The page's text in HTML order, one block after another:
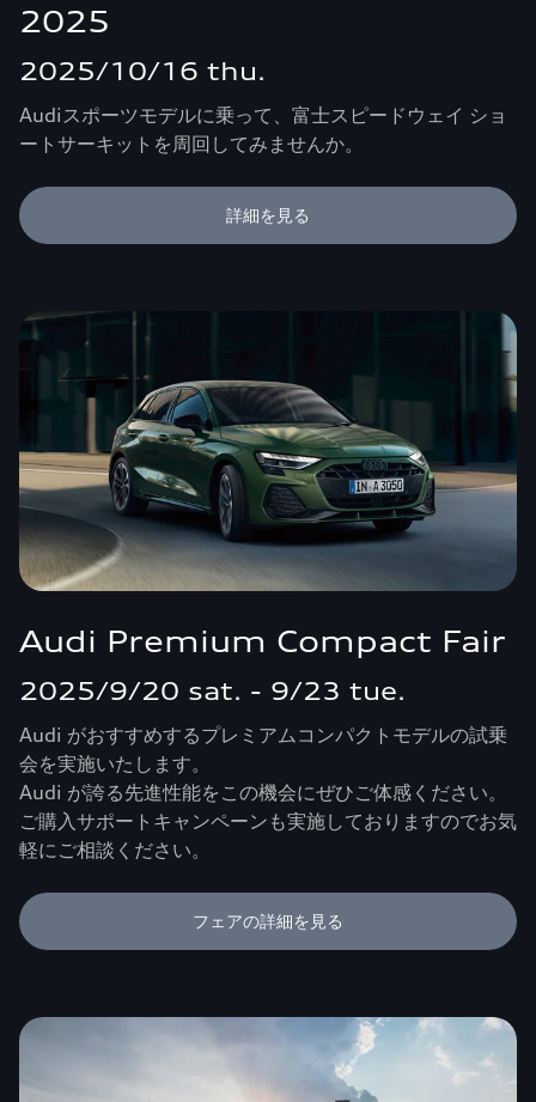
2025
2025/10/16 thu.
Audiスポーツモデルに乗って、富士スピードウェイ ショ
ートサーキットを周回してみませんか。
詳細を見る
Audi Premium Compact Fair
2025/9/20 sat. - 9/23 tue.
Audi がおすすめするプレミアムコンパクトモデルの試乗
会を実施いたします。
Audi が誇る先進性能をこの機会にぜひご体感ください。
ご購入サポートキャンペーンも実施しておりますのでお気
軽にご相談ください。
フェアの詳細を見る